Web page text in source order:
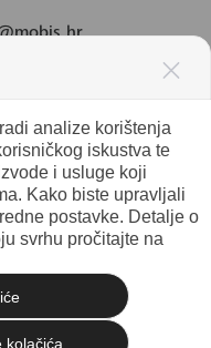
Izrada web shopa
analize korištenja
iskustva te
i usluge koji
Kako biste upravljali
postavke. Detalje o
svrhu pročitajte na
kolačića